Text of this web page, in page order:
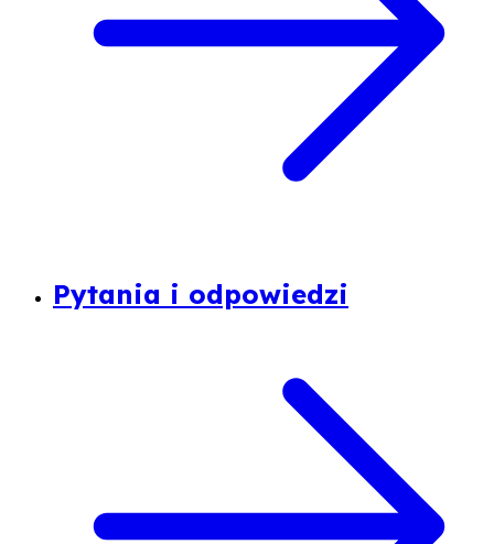
Pytania i odpowiedzi